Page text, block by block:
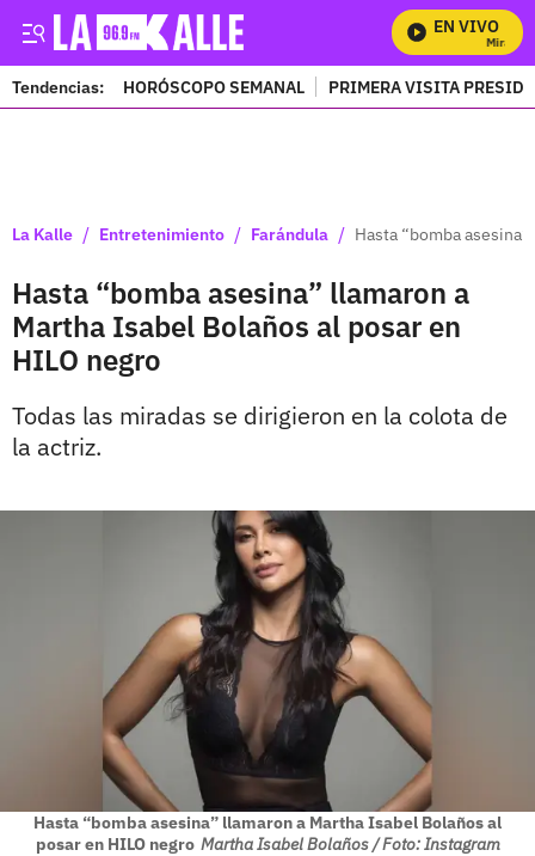
EN VIVO
Mira
Tendencias: HORÓSCOPO SEMANAL PRIMERA VISITA
La Kalle / Entretenimiento / Farándula / Hasta “bomba
Hasta “bomba asesina” llamaron a
Martha Isabel Bolaños al posar en
HILO negro
Todas las miradas se dirigieron en la colota de
la actriz.
Hasta “bomba asesina” llamaron a Martha Isabel Bolaños al
posar en HILO negro Martha Isabel Bolaños / Foto: Instagram